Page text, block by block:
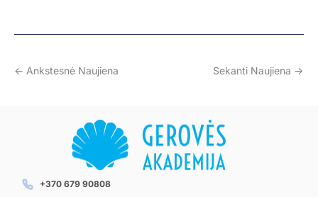
<- Ankstesnė Naujiena Sekanti Naujiena ->
+370 679 90808